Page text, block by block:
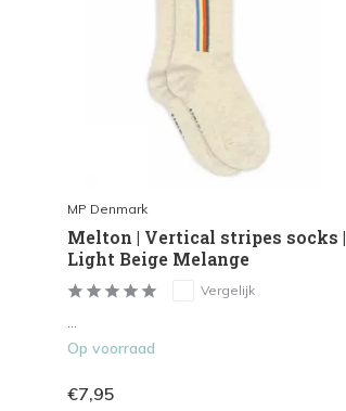
MP Denmark
Melton | Vertical stripes socks |
Light Beige Melange
Vergelijk
Op voorraad
€7,95